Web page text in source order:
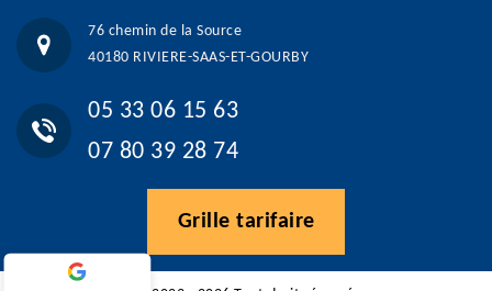
76 chemin de la Source
40180 RIVIERE-SAAS-ET-GOURBY
05 33 06 15 63
07 80 39 28 74
Grille tarifaire
76 chemin de la Source 40180 RIVIERE-SAAS-ET-GOURBY